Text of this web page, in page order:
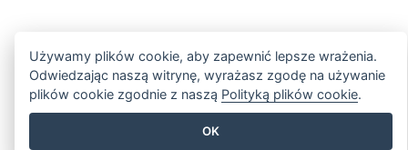
Używamy plików cookie, aby zapewnić lepsze wrażenia.
Odwiedzając naszą witrynę, wyrażasz zgodę na używanie
plików cookie zgodnie z naszą Polityką plików cookie.
OK